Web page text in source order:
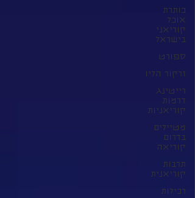
כותרת
אוכל
קוריאני
בישראל
ספורט
זרקור הליו
רייטינג
דרמות
קוריאניות
מטיילים
בדרום
קוריאה
תרבות
קוריאנית
רכילות